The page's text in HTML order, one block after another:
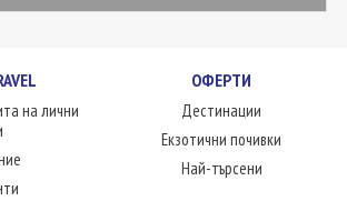
на лични
ОФЕРТИ
Дестинации
Екзотични почивки
Най-търсени